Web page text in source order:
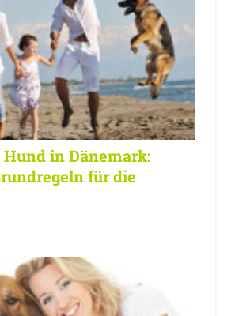
in Dänemark:
für die